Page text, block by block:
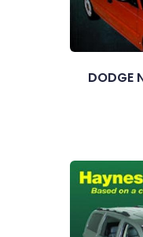
DODGE